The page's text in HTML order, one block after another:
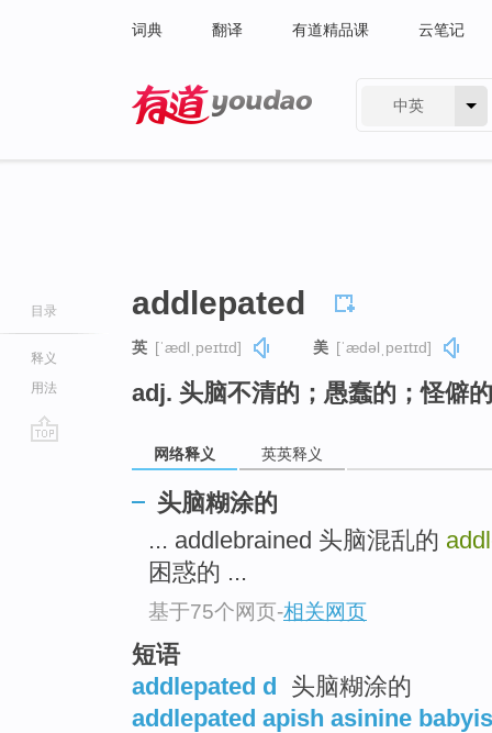
词典 翻译 有道精品课 云笔记
中英
目录
释义
用法
addlepated
英 [ˈædlˌpeɪtɪd] 美 [ˈædəlˌpeɪtɪd]
adj. 头脑不清的；愚蠢的；怪僻的
网络释义 英英释义
头脑糊涂的
... addlebrained 头脑混乱的
困惑的 ...
基于75个网页-相关网页
短语
addlepated d 头脑糊涂的
addlepated apish asinine